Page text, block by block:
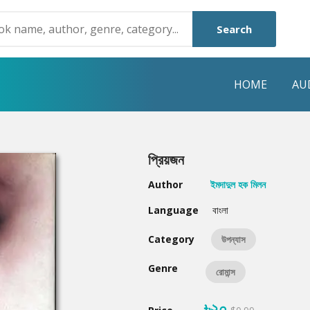
Search
HOME
Humayun Ahmed
Mouri Morium
Hot & New
প্রিয়জন
Author
ইমদাদুল হক মিলন
Language
বাংলা
Category উপন্যাস
Genre রোমান্স